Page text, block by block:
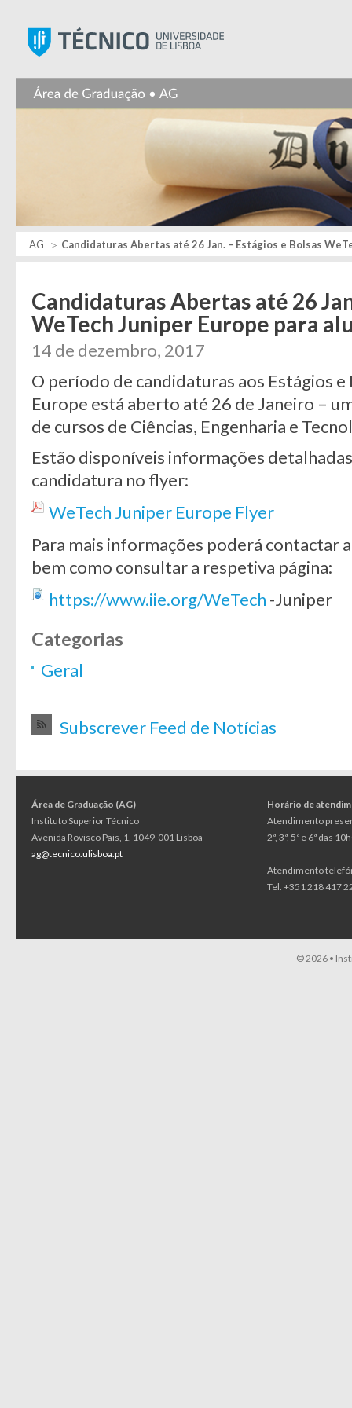
AG Candidaturas Abertas até 26 Jan. – Estágios e Bolsas
Candidaturas Abertas até 26
WeTech Juniper Europe para
14 de dezembro, 2017
O período de candidaturas aos Estágios
Europe está aberto até 26 de Janeiro –
de cursos de Ciências, Engenharia e
Estão disponíveis informações
candidatura no flyer:
WeTech Juniper Europe Flyer
Para mais informações poderá contactar
bem como consultar a respetiva página:
https://www.iie.org/WeTech -Juniper
Categorias
Geral
Subscrever Feed de Notícias
Área de Graduação (AG)
Instituto Superior Técnico
Avenida Rovisco Pais, 1, 1049-001 Lisboa
ag@tecnico.ulisboa.pt
Horário de
Atendimento
2ª, 3ª, 5ª e 6ª das
Atendimento
Tel. +351 218 417
© 2026 •